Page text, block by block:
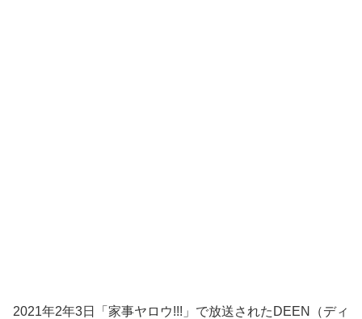
2021年2年3日「家事ヤロウ!!!」で放送されたDEEN（ディ